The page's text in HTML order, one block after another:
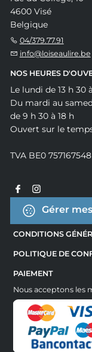
4600 Visé
Belgique
04/379.77.91
info@loiseaulire.be
NOS HEURES
Le lundi de 13 h 30
Du mardi au
de 9 h 30 à 18 h
Ouvert sur le
TVA BE0 757167548
Gérer
CONDITIONS
POLITIQUE DE
PAIEMENT
Nous acceptons les